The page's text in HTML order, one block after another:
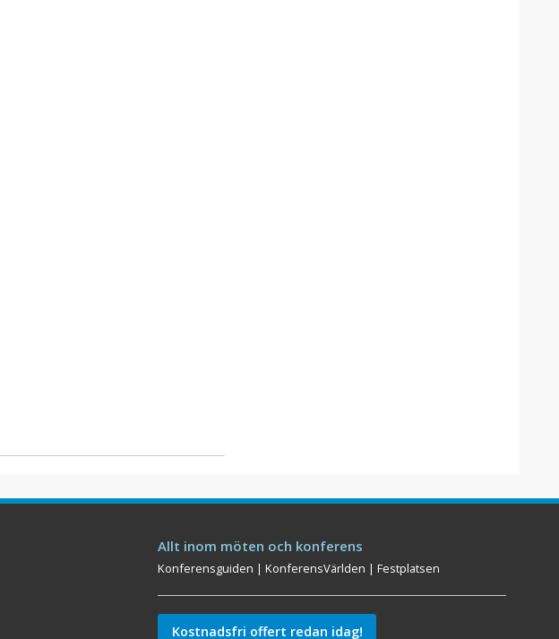
Allt inom möten och konferens
Konferensguiden |KonferensVärlden |Festplatsen
Kostnadsfri offert redan idag!